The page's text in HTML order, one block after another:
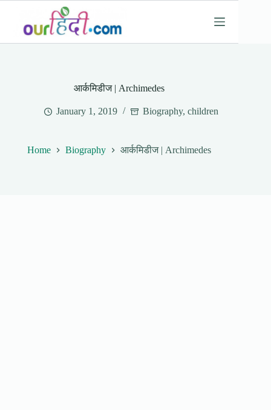
content
आर्कमिडीज | Archimedes
January 1, 2019 Biography,children
Home Biography आर्कमिडीज | Archimedes